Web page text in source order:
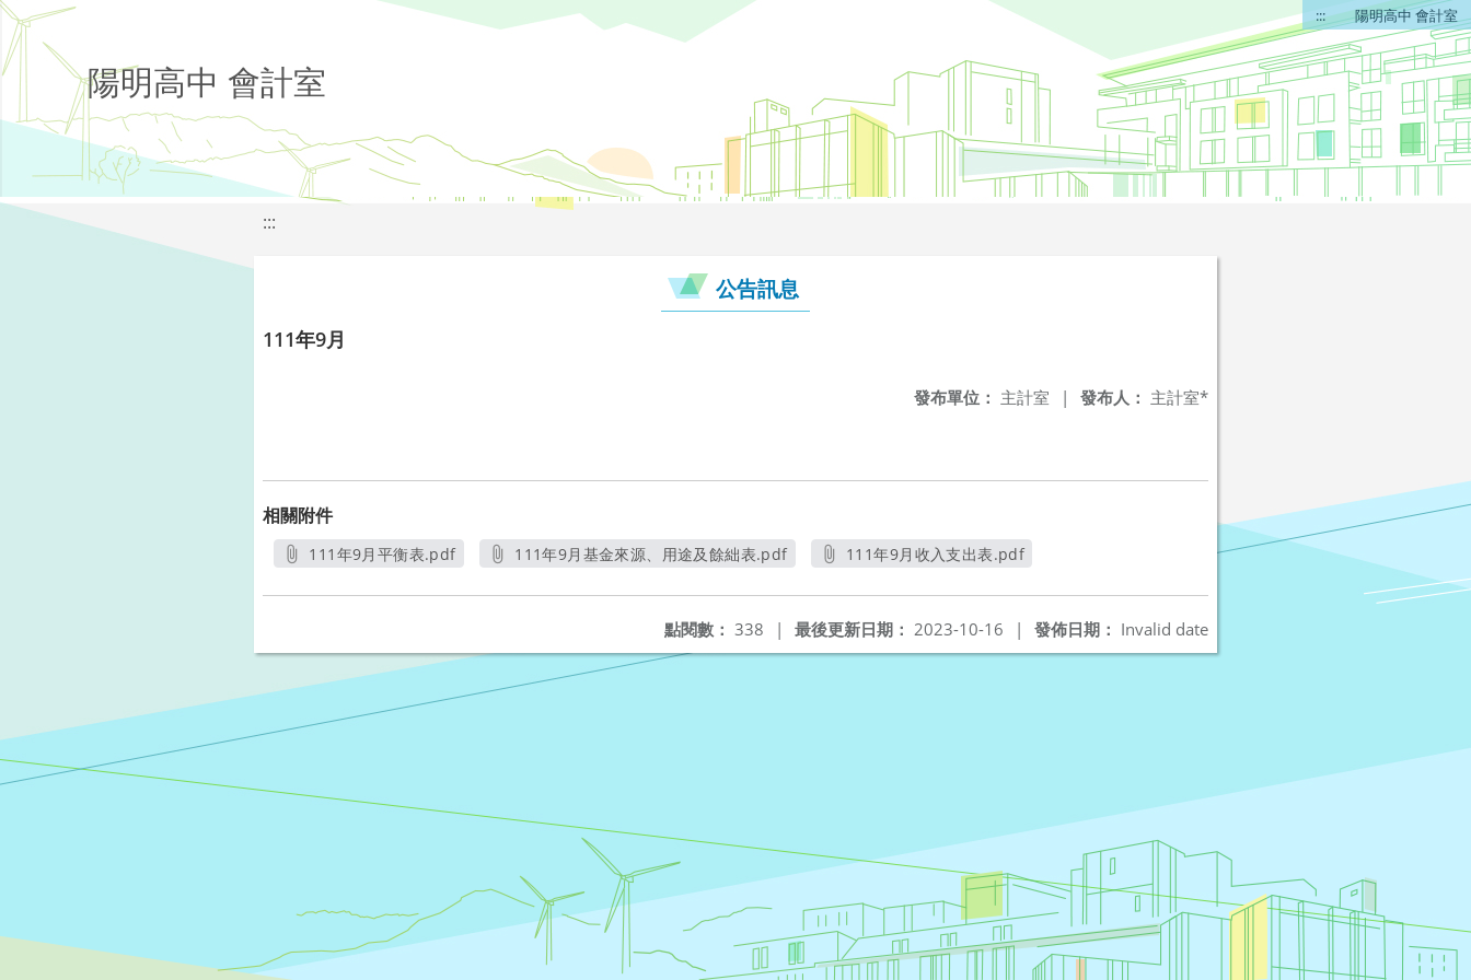
::: 陽明高中 會計室
陽明高中 會計室
:::
公告訊息
111年9月
發布人： 主計室*
發布單位： 主計室 |
相關附件
111年9月平衡表.pdf
111年9月基金來源、用途及餘絀表.pdf
111年9月收入支出表.pdf
發佈日期： Invalid date
最後更新日期： 2023-10-16 |
點閱數： 338 |